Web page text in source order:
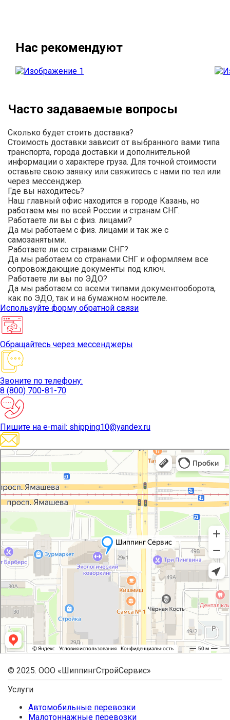
Нас рекомендуют
Часто задаваемые вопросы
Сколько будет стоить доставка?
Стоимость доставки зависит от выбранного вами типа
транспорта, города доставки и дополнительной
информации о характере груза. Для точной стоимости
оставьте свою заявку или свяжитесь с нами по тел или
через мессенджер.
Где вы находитесь?
Наш главный офис находится в городе Казань, но
работаем мы по всей России и странам СНГ.
Работаете ли вы с физ. лицами?
Да мы работаем с физ. лицами и так же с
самозанятыми.
Работаете ли со странами СНГ?
Да мы работаем со странами СНГ и оформляем все
сопровождающие документы под ключ.
Работаете ли вы по ЭДО?
Да мы работаем со всеми типами документооборота,
как по ЭДО, так и на бумажном носителе.
Используйте форму обратной связи
Обращайтесь через мессенджеры
Звоните по телефону:
8 (800) 700-81-70
Пишите на e-mail: shipping10@yandex.ru
© 2025. ООО «ШиппингСтройСервис»
Услуги
Автомобильные перевозки
Малотоннажные перевозки